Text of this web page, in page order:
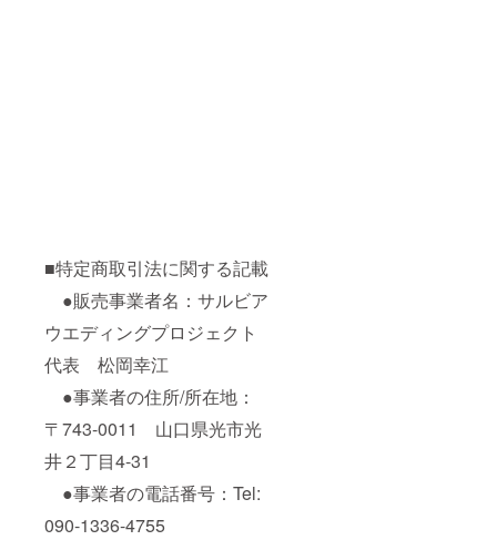
■特定商取引法に関する記載
●販売事業者名：サルビア
ウエディングプロジェクト
代表 松岡幸江
●事業者の住所/所在地：
〒743-0011 山口県光市光
井２丁目4-31
●事業者の電話番号：Tel:
090-1336-4755